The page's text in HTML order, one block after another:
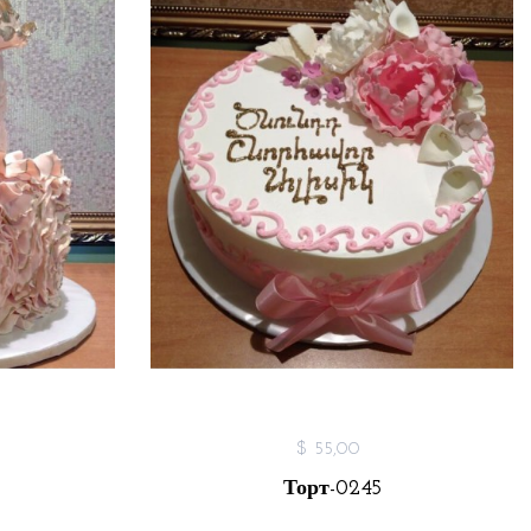
$ 55,00
Торт-0245